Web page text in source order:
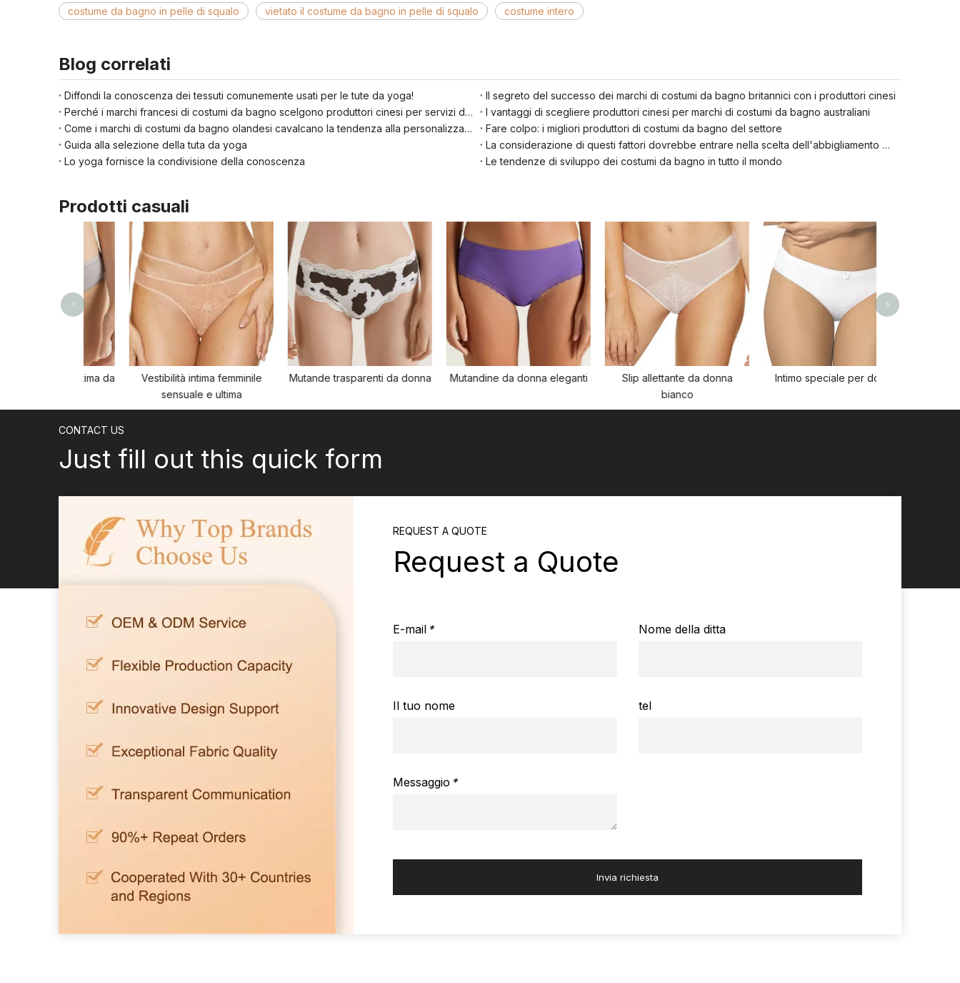
costume da bagno in pelle di squalo vietato il costume da bagno in pelle di squalo costume intero
Blog correlati
Diffondi la conoscenza dei tessuti comunemente usati per le tute da yoga!
Il segreto del successo dei marchi di costumi da bagno britannici con i produttori cinesi
Perché i marchi francesi di costumi da bagno scelgono produttori cinesi per servizi di costumi da bagno personalizzati
I vantaggi di scegliere produttori cinesi per marchi di costumi da bagno australiani
Come i marchi di costumi da bagno olandesi cavalcano la tendenza alla personalizzazione con i produttori cinesi
Fare colpo: i migliori produttori di costumi da bagno del settore
Guida alla selezione della tuta da yoga
La considerazione di questi fattori dovrebbe entrare nella scelta dell'abbigliamento da yoga
Lo yoga fornisce la condivisione della conoscenza
Le tendenze di sviluppo dei costumi da bagno in tutto il mondo
Prodotti casuali
Vestibilità intima femminile
sensuale e ultima
Mutande trasparenti da donna Mutandine da donna eleganti
Slip allettante da donna
Intimo speciale per donna
< >
CONTACT US
Just fill out this quick form
REQUEST A QUOTE
Request a Quote
*
E-mail Nome della ditta
Il tuo nome tel
*
Messaggio
Invia richiesta